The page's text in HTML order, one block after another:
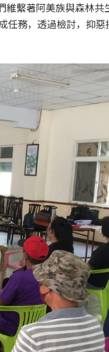
維繫著阿美族與森林共
任務，透過檢討，抑惡